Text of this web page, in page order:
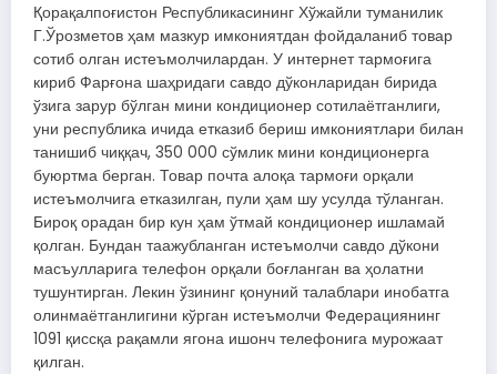
Қорақалпоғистон Республикасининг Хўжайли туманилик
Г.Ўрозметов ҳам мазкур имкониятдан фойдаланиб товар
сотиб олган истеъмолчилардан. У интернет тармоғига
кириб Фарғона шаҳридаги савдо дўконларидан бирида
ўзига зарур бўлган мини кондиционер сотилаётганлиги,
уни республика ичида етказиб бериш имкониятлари билан
танишиб чиққач, 350 000 сўмлик мини кондиционерга
буюртма берган. Товар почта алоқа тармоғи орқали
истеъмолчига етказилган, пули ҳам шу усулда тўланган.
Бироқ орадан бир кун ҳам ўтмай кондиционер ишламай
қолган. Бундан таажубланган истеъмолчи савдо дўкони
масъулларига телефон орқали боғланган ва ҳолатни
тушунтирган. Лекин ўзининг қонуний талаблари инобатга
олинмаётганлигини кўрган истеъмолчи Федерациянинг
1091 қиссқа рақамли ягона ишонч телефонига мурожаат
қилган.